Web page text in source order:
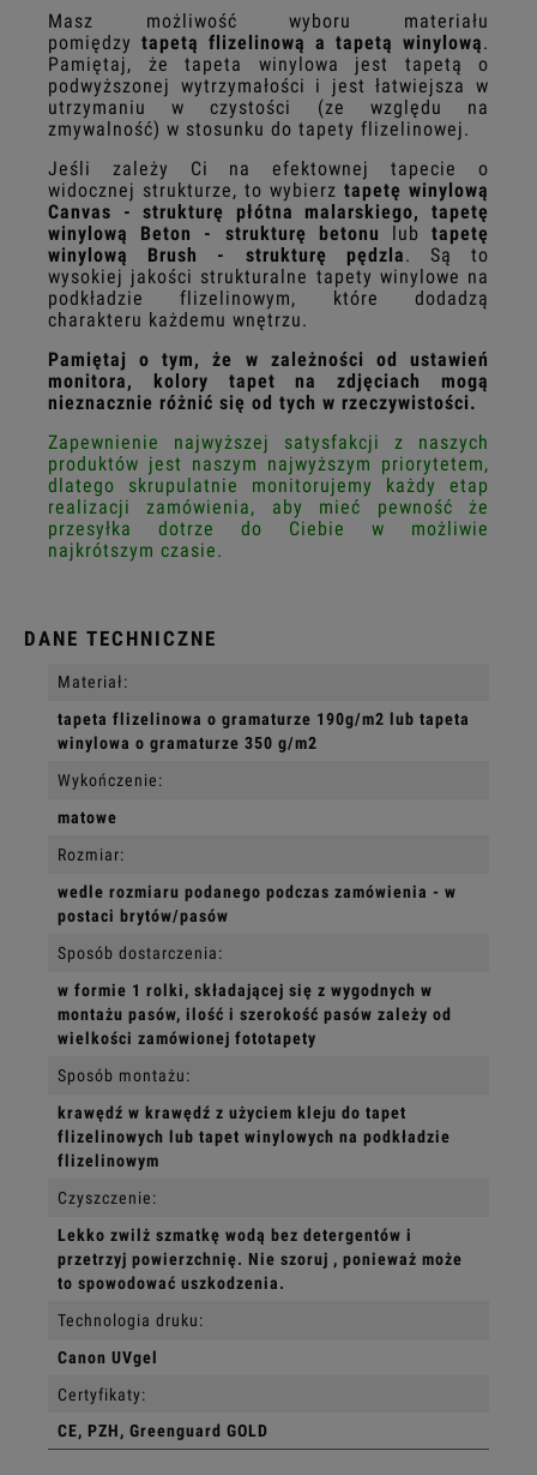
Masz możliwość wyboru materiału
pomiędzy tapetą flizelinową a tapetą winylową.
Pamiętaj, że tapeta winylowa jest tapetą o
podwyższonej wytrzymałości i jest łatwiejsza w
utrzymaniu w czystości (ze względu na
zmywalność) w stosunku do tapety flizelinowej.
Jeśli zależy Ci na efektownej tapecie o
widocznej strukturze, to wybierz tapetę winylową
Canvas - strukturę płótna malarskiego, tapetę
winylową Beton - strukturę betonu lubtapetę
winylową Brush - strukturę pędzla. Są to
wysokiej jakości strukturalne tapety winylowe na
podkładzie flizelinowym, które dodadzą
charakteru każdemu wnętrzu.
Pamiętaj o tym, że w zależności od ustawień
monitora, kolory tapet na zdjęciach mogą
nieznacznie różnić się od tych w rzeczywistości.
Zapewnienie najwyższej satysfakcji z naszych
produktów jest naszym najwyższym priorytetem,
dlatego skrupulatnie monitorujemy każdy etap
realizacji zamówienia, aby mieć pewność że
przesyłka dotrze do Ciebie w możliwie
najkrótszym czasie.
DANE TECHNICZNE
Materiał:
tapeta flizelinowa o gramaturze 190g/m2 lub tapeta
winylowa o gramaturze 350 g/m2
Wykończenie:
matowe
Rozmiar:
wedle rozmiaru podanego podczas zamówienia - w
postaci brytów/pasów
Sposób dostarczenia:
w formie 1 rolki, składającej się z wygodnych w
montażu pasów, ilość i szerokość pasów zależy od
wielkości zamówionej fototapety
Sposób montażu:
krawędź w krawędź z użyciem kleju do tapet
flizelinowych lub tapet winylowych na podkładzie
flizelinowym
Czyszczenie:
Lekko zwilż szmatkę wodą bez detergentów i
przetrzyj powierzchnię. Nie szoruj , ponieważ może
to spowodować uszkodzenia.
Technologia druku:
Canon UVgel
Certyfikaty:
CE, PZH, Greenguard GOLD